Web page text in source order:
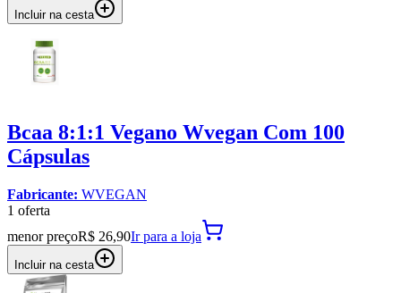
Incluir na cesta
Bcaa 8:1:1 Vegano Wvegan Com 100
Cápsulas
Fabricante: WVEGAN
1 oferta
menor preçoR$ 26,90Ir para a loja
Incluir na cesta